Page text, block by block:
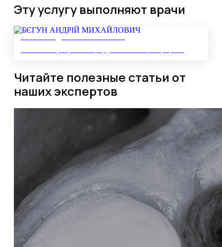
Эту услугу выполняют врачи
БЄГУН АНДРІЙ МИХАЙЛОВИЧ
Читайте полезные статьи от
наших экспертов